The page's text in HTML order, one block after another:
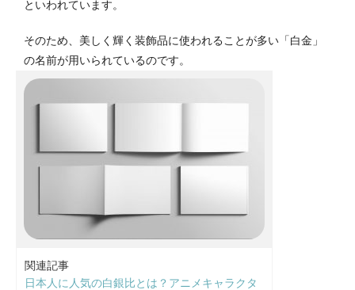
といわれています。
そのため、美しく輝く装飾品に使われることが多い「白金」
の名前が用いられているのです。
関連記事
日本人に人気の白銀比とは？アニメキャラクタ